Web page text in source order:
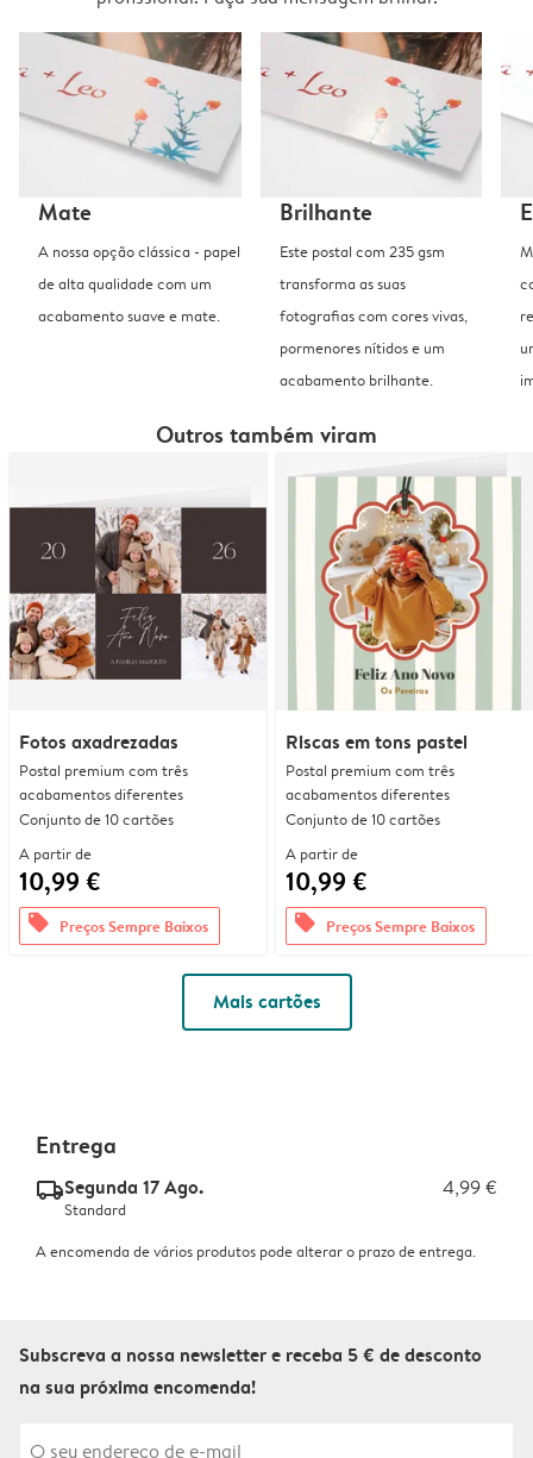
Mate
A nossa opção clássica - papel
de alta qualidade com um
acabamento suave e mate.
Brilhante
Este postal com 235 gsm
transforma as suas
fotografias com cores vivas,
pormenores nítidos e um
acabamento brilhante.
Outros também viram
Fotos axadrezadas
Postal premium com três
acabamentos diferentes
Conjunto de 10 cartões
A partir de
10,99 €
offers Preços Sempre Baixos
Riscas em tons pastel
Postal premium com três
acabamentos diferentes
Conjunto de 10 cartões
A partir de
10,99 €
offers Preços Sempre Baixos
Mais cartões
Entrega
delivery_standard_v2Segunda 17 Ago. 4,99 €
Standard
A encomenda de vários produtos pode alterar o prazo de entrega.
Subscreva a nossa newsletter e receba 5 € de desconto
na sua próxima encomenda!